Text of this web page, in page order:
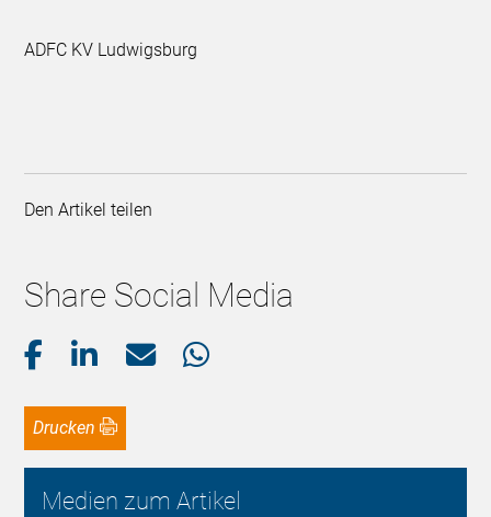
ADFC KV Ludwigsburg
Den Artikel teilen
Share Social Media
Drucken
Medien zum Artikel